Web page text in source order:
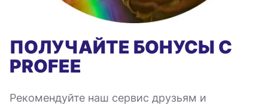
ПОЛУЧАЙТЕ БОНУСЫ С
PROFEE
Рекомендуйте наш сервис друзьям и